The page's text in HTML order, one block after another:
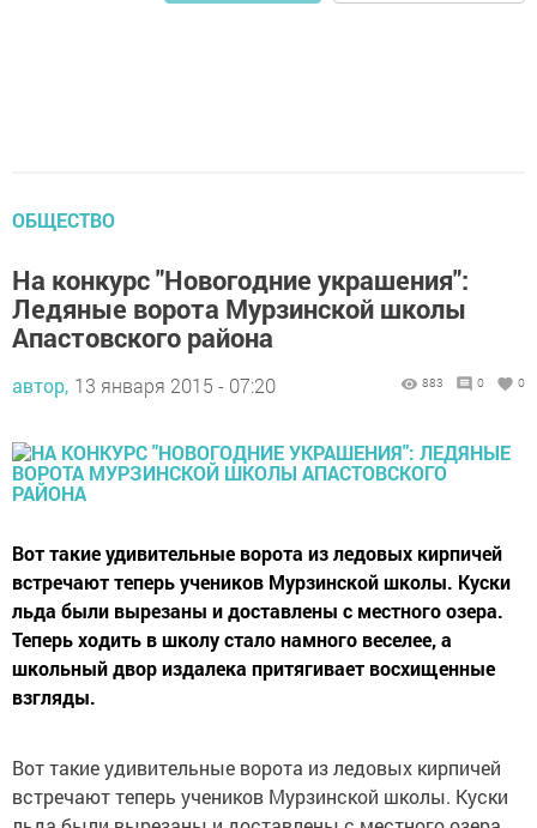
ОБЩЕСТВО
На конкурс "Новогодние украшения":
Ледяные ворота Мурзинской школы
Апастовского района
автор, 13 января 2015 - 07:20 883 0 0
Вот такие удивительные ворота из ледовых кирпичей
встречают теперь учеников Мурзинской школы. Куски
льда были вырезаны и доставлены с местного озера.
Теперь ходить в школу стало намного веселее, а
школьный двор издалека притягивает восхищенные
взгляды.
Вот такие удивительные ворота из ледовых кирпичей
встречают теперь учеников Мурзинской школы. Куски